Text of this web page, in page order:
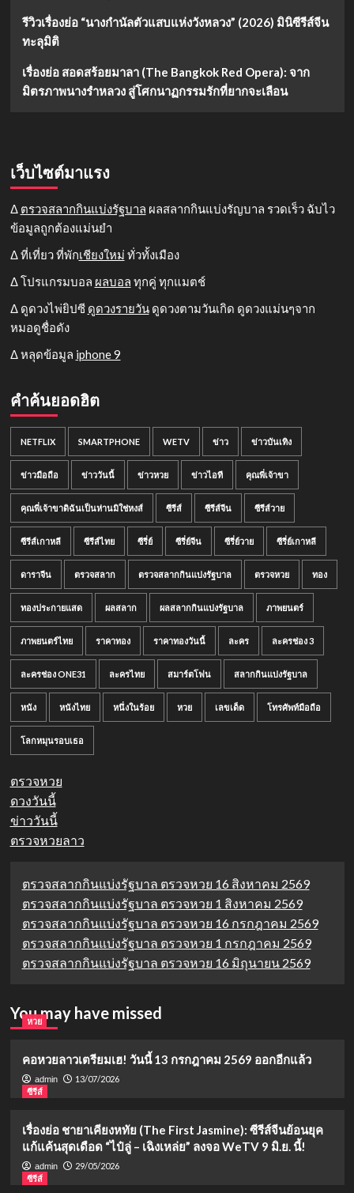
รีวิวเรื่องย่อ “นางกำนัลตัวแสบแห่งวังหลวง” (2026) มินิซีรีส์จีน
ทะลุมิติ
เรื่องย่อ สอดสร้อยมาลา (The Bangkok Red Opera): จาก
มิตรภาพนางรำหลวง สู่โศกนาฏกรรมรักที่ยากจะเลือน
เว็บไซต์มาแรง
Δ ตรวจสลากกินแบ่งรัฐบาล ผลสลากกินแบ่งรัญบาล รวดเร็ว ฉับไว
ข้อมูลถูกต้องแม่นยำ
Δ ที่เที่ยว ที่พักเชียงใหม่ ทั่วทั้งเมือง
Δ โปรแกรมบอล ผลบอล ทุกคู่ ทุกแมตช์
Δ ดูดวงไพ่ยิปซี ดูดวงรายวันดูดวงตามวันเกิด ดูดวงแม่นๆจาก
หมอดูชื่อดัง
Δ หลุดข้อมูล iphone 9
คำค้นยอดฮิต
NETFLIX SMARTPHONE WETV ข่าว ข่าวบันเทิง
ข่าวมือถือ ข่าววันนี้ ข่าวหวย ข่าวไอที คุณพี่เจ้าขา
คุณพี่เจ้าขาดิฉันเป็นห่านมิใช่หงส์ ซีรีส์ ซีรีส์จีน ซีรีส์วาย
ซีรีส์เกาหลี ซีรีส์ไทย ซีรี่ย์ ซีรี่ย์จีน ซีรี่ย์วาย ซีรี่ย์เกาหลี
ดาราจีน ตรวจสลาก ตรวจสลากกินแบ่งรัฐบาล ตรวจหวย ทอง
ทองประกายแสด ผลสลาก ผลสลากกินแบ่งรัฐบาล ภาพยนตร์
ภาพยนตร์ไทย ราคาทอง ราคาทองวันนี้ ละคร ละครช่อง 3
ละครช่อง ONE31 ละครไทย สมาร์ตโฟน สลากกินแบ่งรัฐบาล
หนัง หนังไทย หนึ่งในร้อย หวย เลขเด็ด โทรศัพท์มือถือ
โลกหมุนรอบเธอ
ตรวจหวย
ดวงวันนี้
ข่าววันนี้
ตรวจหวยลาว
ตรวจสลากกินแบ่งรัฐบาล ตรวจหวย 16 สิงหาคม 2569
ตรวจสลากกินแบ่งรัฐบาล ตรวจหวย 1 สิงหาคม 2569
ตรวจสลากกินแบ่งรัฐบาล ตรวจหวย 16 กรกฎาคม 2569
ตรวจสลากกินแบ่งรัฐบาล ตรวจหวย 1 กรกฎาคม 2569
ตรวจสลากกินแบ่งรัฐบาล ตรวจหวย 16 มิถุนายน 2569
You may have missed
หวย
คอหวยลาวเตรียมเฮ! วันนี้ 13 กรกฎาคม 2569 ออกอีกแล้ว
admin
13/07/2026
ซีรีส์
เรื่องย่อ ชายาเคียงหทัย (The First Jasmine): ซีรีส์จีนย้อนยุค
แก้แค้นสุดเดือด “ไป๋ลู่ – เฉิงเหล่ย” ลงจอ WeTV 9 มิ.ย. นี้!
admin
29/05/2026
ซีรีส์